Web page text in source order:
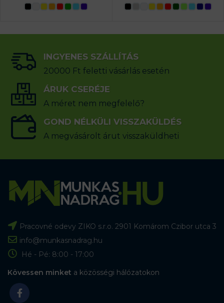
INGYENES SZÁLLÍTÁS
20000 Ft feletti vásárlás esetén
ÁRUK CSERÉJE
A méret nem megfelelő?
GOND NÉLKÜLI VISSZAKÜLDÉS
A megvásárolt árut visszaküldheti
Pracovné odevy ZIKO s.r.o. 2901 Komárom Czibor utca 3
info@munkasnadrag.hu
Hé - Pé: 8:00 - 17:00
Kövessen minket a közösségi hálózatokon